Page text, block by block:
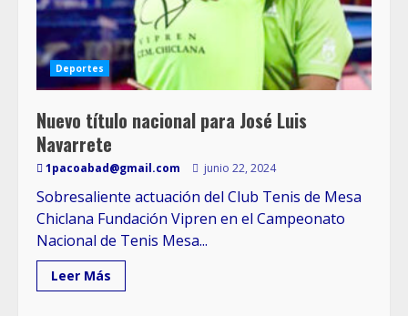
Deportes
Nuevo título nacional para José Luis
Navarrete
1pacoabad@gmail.com junio 22, 2024
Sobresaliente actuación del Club Tenis de Mesa
Chiclana Fundación Vipren en el Campeonato
Nacional de Tenis Mesa...
Leer Más